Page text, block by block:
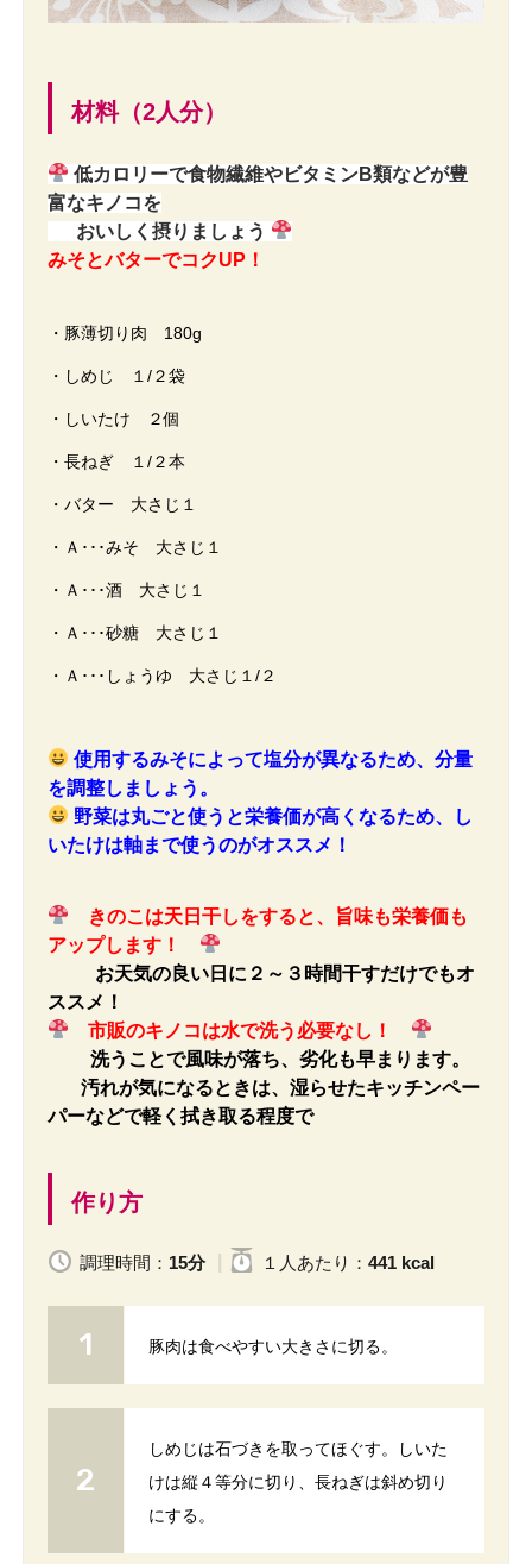
材料（2人分）
低カロリーで食物繊維やビタミンB類などが豊
富なキノコを
おいしく摂りましょう
みそとバターでコクUP！
・豚薄切り肉 180g
・しめじ １/２袋
・しいたけ ２個
・長ねぎ １/２本
・バター 大さじ１
・Ａ･･･みそ 大さじ１
・Ａ･･･酒 大さじ１
・Ａ･･･砂糖 大さじ１
・Ａ･･･しょうゆ 大さじ１/２
使用するみそによって塩分が異なるため、分量
を調整しましょう。
野菜は丸ごと使うと栄養価が高くなるため、し
いたけは軸まで使うのがオススメ！
きのこは天日干しをすると、旨味も栄養価も
アップします！
お天気の良い日に２～３時間干すだけでもオ
ススメ！
市販のキノコは水で洗う必要なし！
洗うことで風味が落ち、劣化も早まります。
汚れが気になるときは、湿らせたキッチンペー
パーなどで軽く拭き取る程度で
作り方
調理時間： 15分 １人 あたり ： 441 kcal
豚肉は食べやすい大きさに切る。
しめじは石づきを取ってほぐす。しいた
けは縦４等分に切り、長ねぎは斜め切り
にする。